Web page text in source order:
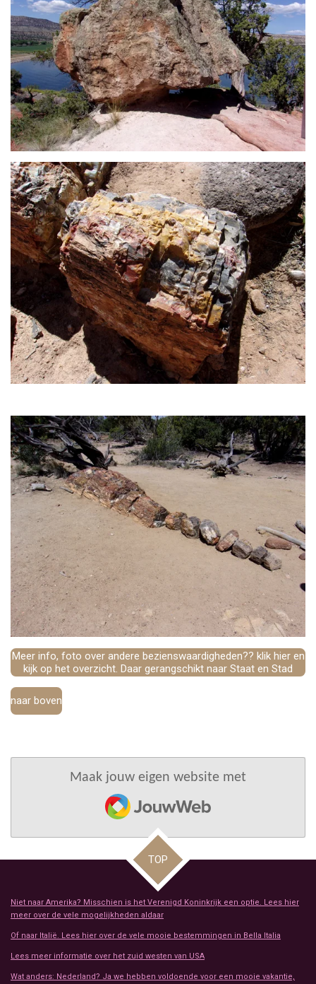
Meer info, foto over andere bezienswaardigheden?? klik hier en
kijk op het overzicht. Daar gerangschikt naar Staat en Stad
naar boven
Maak jouw eigen website met
JouwWeb
TOP
Niet naar Amerika? Misschien is het Verenigd Koninkrijk een optie. Lees hier
meer over de vele mogelijkheden aldaar
Of naar Italië. Lees hier over de vele mooie bestemmingen in Bella Italia
Lees meer informatie over het zuid westen van USA
Wat anders: Nederland? Ja we hebben voldoende voor een mooie vakantie,